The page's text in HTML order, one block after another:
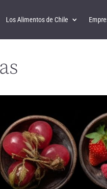
Los Alimentos de Chile